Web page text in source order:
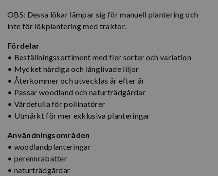
OBS: Dessa lökar lämpar sig för manuell plantering och
inte för lökplantering med traktor.
Fördelar
• Beställningssortiment med fler sorter och variation
• Mycket härdiga och långlivade liljor
• Återkommer och utvecklas år efter år
• Passar woodland och naturträdgårdar
• Värdefulla för pollinatörer
• Utmärkt för mer exklusiva planteringar
Användningsområden
• woodlandplanteringar
• perennrabatter
• naturträdgårdar